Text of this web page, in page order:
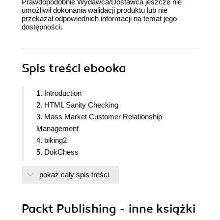
Prawdopodobnie Wydawca/Dostawca jeszcze nie
umożliwił dokonania walidacji produktu lub nie
przekazał odpowiednich informacji na temat jego
dostępności.
Spis treści ebooka
1. Introduction
2. HTML Sanity Checking
3. Mass Market Customer Relationship
Management
4. biking2
5. DokChess
7. macOS Menu Bar Application
pokaż cały spis treści
Packt Publishing - inne książki